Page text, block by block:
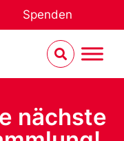
Spenden
nächste